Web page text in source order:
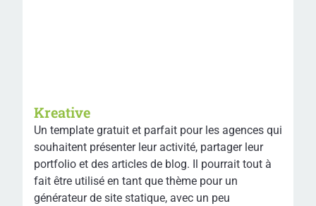
Kreative
Un template gratuit et parfait pour les agences qui
souhaitent présenter leur activité, partager leur
portfolio et des articles de blog. Il pourrait tout à
fait être utilisé en tant que thème pour un
générateur de site statique, avec un peu